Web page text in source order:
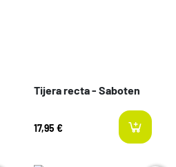
last-items
Tijera recta - Saboten
17,95 €